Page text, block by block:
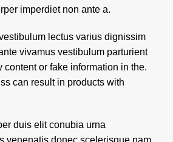
imperdiet non ante a.
lectus varius dignissim
vivamus vestibulum parturient
content or fake information in the.
can result in products with
duis elit conubia urna
venenatis donec scelerisque nam